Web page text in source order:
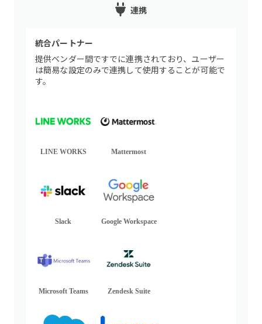
連携
統合パートナー
提供ベンダー間ですでに連携されており、ユーザー
は簡易な設定のみで連携して使用することが可能で
す。
LINE WORKS Mattermost
Slack Google Workspace
Microsoft Teams Zendesk Suite